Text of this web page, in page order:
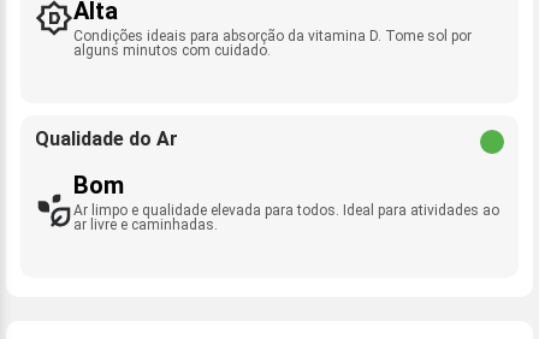
Alta
Condições ideais para absorção da vitamina D. Tome sol por
alguns minutos com cuidado.
Qualidade do Ar
Bom
Ar limpo e qualidade elevada para todos. Ideal para atividades ao
ar livre e caminhadas.